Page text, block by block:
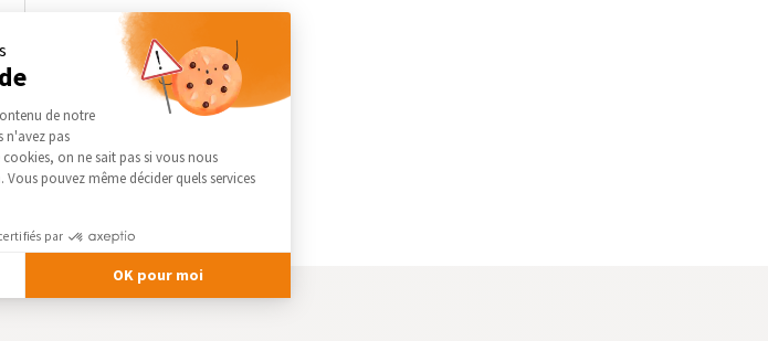
du Consentement : Personnalisez vos Options
de notre
n'avez pas
on ne sait pas si vous nous
pouvez même décider quels services
par
OK pour moi
consent